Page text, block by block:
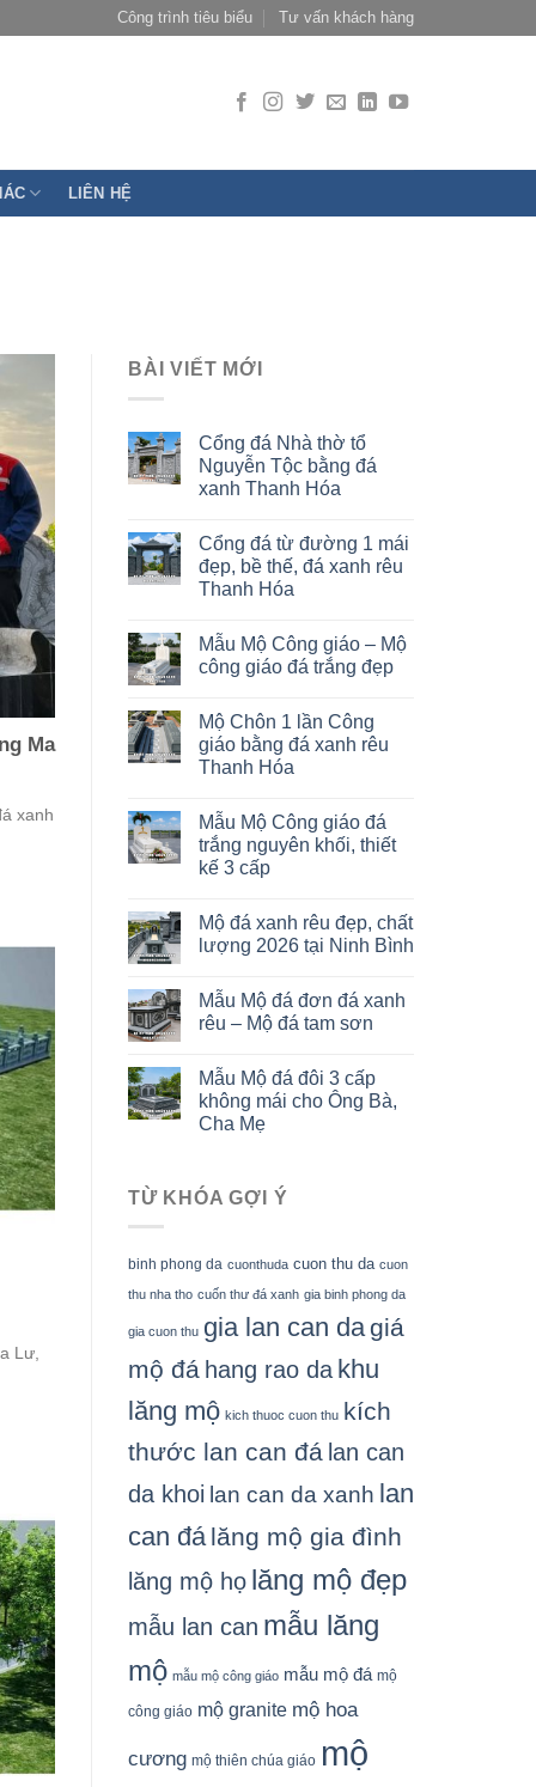
Công trình tiêu biểu Tư vấn khách hàng
LIÊN HỆ
Ma
xanh
Lư,
BÀI VIẾT MỚI
Cổng đá Nhà thờ tổ
Nguyễn Tộc bằng đá
xanh Thanh Hóa
Cổng đá từ đường 1 mái
đẹp, bề thế, đá xanh rêu
Thanh Hóa
Mẫu Mộ Công giáo – Mộ
công giáo đá trắng đẹp
Mộ Chôn 1 lần Công
giáo bằng đá xanh rêu
Thanh Hóa
Mẫu Mộ Công giáo đá
trắng nguyên khối, thiết
kế 3 cấp
Mộ đá xanh rêu đẹp, chất
lượng 2026 tại Ninh Bình
Mẫu Mộ đá đơn đá xanh
rêu – Mộ đá tam sơn
Mẫu Mộ đá đôi 3 cấp
không mái cho Ông Bà,
Cha Mẹ
TỪ KHÓA GỢI Ý
binh phong da cuonthuda cuon thu da cuon
thu nha tho cuốn thư đá xanh gia binh phong da
gia cuon thu gia lan can dagiá
mộ đá hang rao da khu
lăng mộ kich thuoc cuon thu kích
thước lan can đá lan can
da khoi lan can da xanh lan
can đá lăng mộ gia đình
lăng mộ họ lăng mộ đẹp
mẫu lan can mẫu lăng
mộ mẫu mộ công giáo mẫu mộ đá mộ
công giáo mộ granite mộ hoa
cương mộ thiên chúa giáo mộ